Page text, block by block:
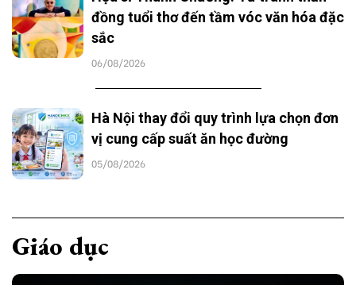
đồng tuổi thơ đến tầm vóc văn hóa đặc
sắc
06/08/2026
Hà Nội thay đổi quy trình lựa chọn đơn
vị cung cấp suất ăn học đường
05/08/2026
Giáo dục